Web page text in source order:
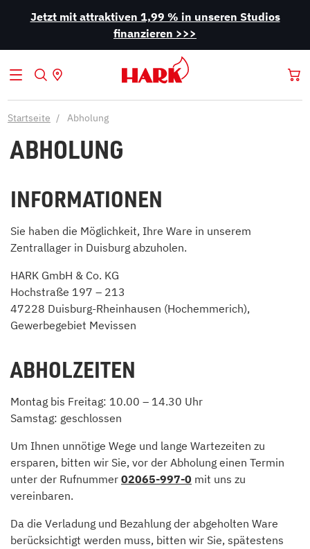
Jetzt mit attraktiven 1,99 % in unseren Studios
finanzieren >>>
Startseite Abholung
ABHOLUNG
INFORMATIONEN
Sie haben die Möglichkeit, Ihre Ware in unserem
Zentrallager in Duisburg abzuholen.
HARK GmbH & Co. KG
Hochstraße 197 – 213
47228 Duisburg-Rheinhausen (Hochemmerich),
Gewerbegebiet Mevissen
ABHOLZEITEN
Montag bis Freitag: 10.00 – 14.30 Uhr
Samstag: geschlossen
Um Ihnen unnötige Wege und lange Wartezeiten zu
ersparen, bitten wir Sie, vor der Abholung einen Termin
unter der Rufnummer 02065-997-0 mit uns zu
vereinbaren.
Da die Verladung und Bezahlung der abgeholten Ware
berücksichtigt werden muss, bitten wir Sie, spätestens